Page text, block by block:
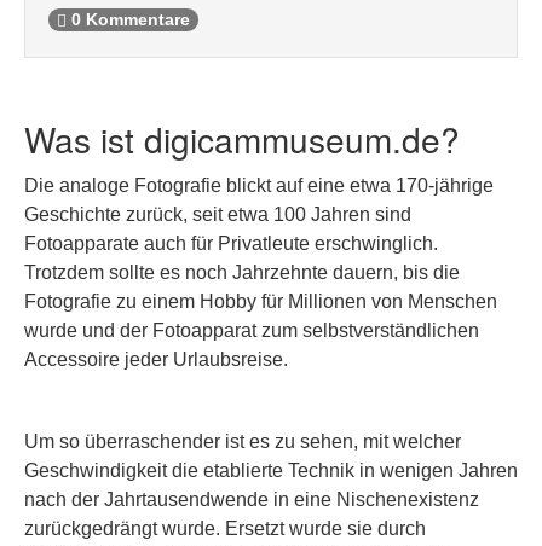
0 Kommentare
Was ist digicammuseum.de?
Die analoge Fotografie blickt auf eine etwa 170-jährige
Geschichte zurück, seit etwa 100 Jahren sind
Fotoapparate auch für Privatleute erschwinglich.
Trotzdem sollte es noch Jahrzehnte dauern, bis die
Fotografie zu einem Hobby für Millionen von Menschen
wurde und der Fotoapparat zum selbstverständlichen
Accessoire jeder Urlaubsreise.
Um so überraschender ist es zu sehen, mit welcher
Geschwindigkeit die etablierte Technik in wenigen Jahren
nach der Jahrtausendwende in eine Nischenexistenz
zurückgedrängt wurde. Ersetzt wurde sie durch